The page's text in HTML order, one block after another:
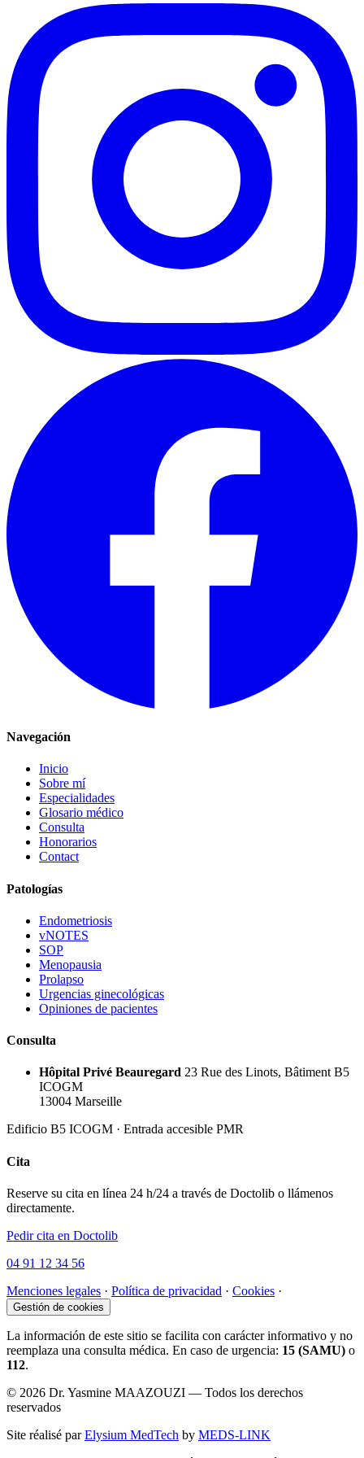
Navegación
Inicio
Sobre mí
Especialidades
Glosario médico
Consulta
Honorarios
Contact
Patologías
Endometriosis
vNOTES
SOP
Menopausia
Prolapso
Urgencias ginecológicas
Opiniones de pacientes
Consulta
Hôpital Privé Beauregard 23 Rue des Linots, Bâtiment B5
ICOGM
13004 Marseille
Edificio B5 ICOGM · Entrada accesible PMR
Cita
Reserve su cita en línea 24 h/24 a través de Doctolib o llámenos
directamente.
Pedir cita en Doctolib
04 91 12 34 56
Menciones legales · Política de privacidad · Cookies ·
Gestión de cookies
La información de este sitio se facilita con carácter informativo y no
reemplaza una consulta médica. En caso de urgencia: 15 (SAMU) o
112.
© 2026 Dr. Yasmine MAAZOUZI — Todos los derechos
reservados
Site réalisé parElysium MedTech by MEDS-LINK